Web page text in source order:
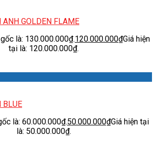
GOLDEN FLAME
là: 130.000.000₫.120.000.000₫Giá hiện
tại là: 120.000.000₫.
BLUE
là: 60.000.000₫.50.000.000₫Giá hiện tại
là: 50.000.000₫.